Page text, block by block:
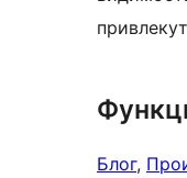
Блог,